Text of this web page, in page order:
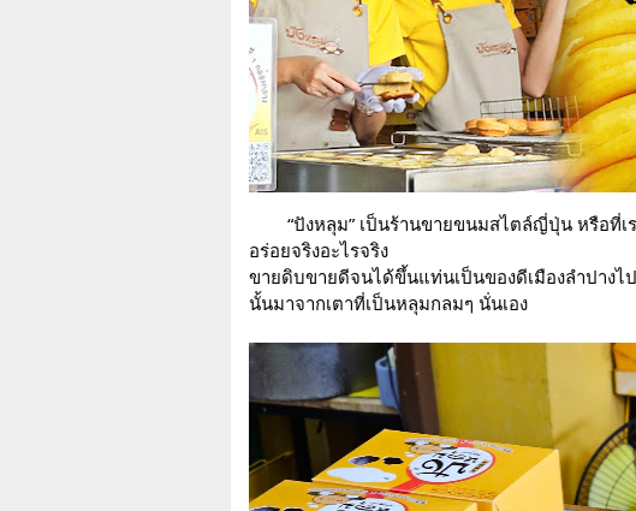
“ปังหลุม” เป็นร้านขายขนมสไตล์ญี่ปุ่น หรือที่เ
อร่อยจริงอะไรจริง
ขายดิบขายดีจนได้ขึ้นแท่นเป็นของดีเมืองลำปางไ
นั้นมาจากเตาที่เป็นหลุมกลมๆ นั่นเอง